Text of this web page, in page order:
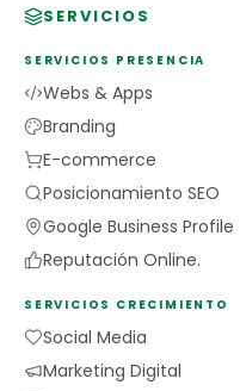
SERVICIOS
SERVICIOS PRESENCIA
Webs & Apps
Branding
E-commerce
Posicionamiento SEO
Google Business Profile
Reputación Online.
SERVICIOS CRECIMIENTO
Social Media
Marketing Digital